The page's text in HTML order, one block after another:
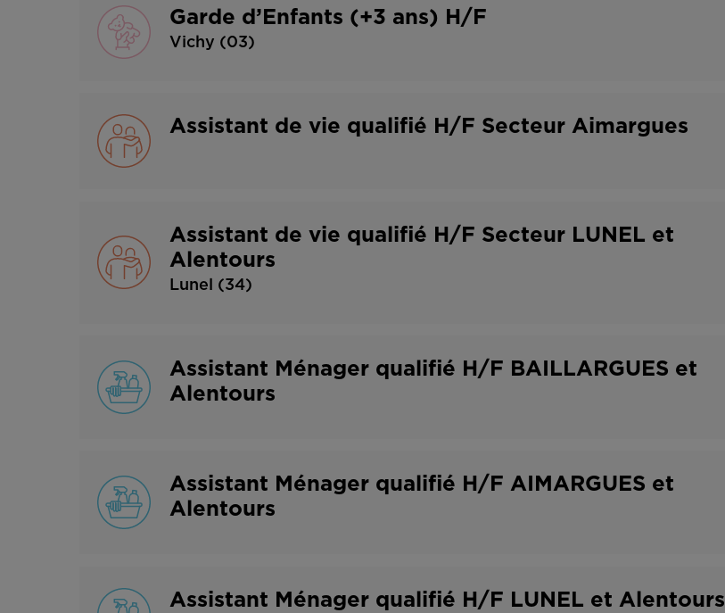
Garde d’Enfants (+3 ans) H/F
Vichy (03)
Assistant de vie qualifié H/F Secteur Aimargues
Assistant de vie qualifié H/F Secteur LUNEL et
Alentours
Lunel (34)
Assistant Ménager qualifié H/F BAILLARGUES et
Alentours
Assistant Ménager qualifié H/F AIMARGUES et
Alentours
Assistant Ménager qualifié H/F LUNEL et Alentours